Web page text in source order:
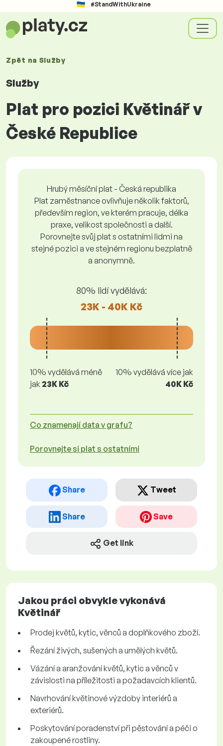
#StandWithUkraine
Zpět na Služby
Služby
Plat pro pozici Květinář v
České Republice
Hrubý měsíční plat - Česká republika
Plat zaměstnance ovlivňuje několik faktorů,
především region, ve kterém pracuje, délka
praxe, velikost společnosti a další.
Porovnejte svůj plat s ostatními lidmi na
stejné pozici a ve stejném regionu bezplatně
a anonymně.
80% lidí vydělává:
23K - 40K Kč
10% vydělává méně
jak23K Kč
10% vydělává více jak
40K Kč
Co znamenají data v grafu?
Porovnejte si plat s ostatními
Share Tweet
Share Save
Get link
Jakou práci obvykle vykonává
Květinář
Prodej květů, kytic, věnců a doplňkového zboží.
Řezání živých, sušených a umělých květů.
Vázání a aranžování květů, kytic a věnců v
závislosti na příležitosti a požadavcích klientů.
Navrhování květinové výzdoby interiérů a
exteriérů.
Poskytování poradenství při pěstování a péči o
zakoupené rostliny.